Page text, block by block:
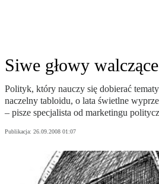
Siwe głowy
Polityk, który nauczy się dobierać
naczelny tabloidu, o lata świetlne
– pisze specjalista od marketingu
Publikacja: 26.09.2008 01:07